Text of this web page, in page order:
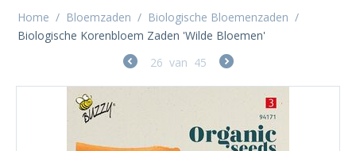
Home / Bloemzaden / Biologische Bloemenzaden /
Biologische Korenbloem Zaden 'Wilde Bloemen'
26 van 45